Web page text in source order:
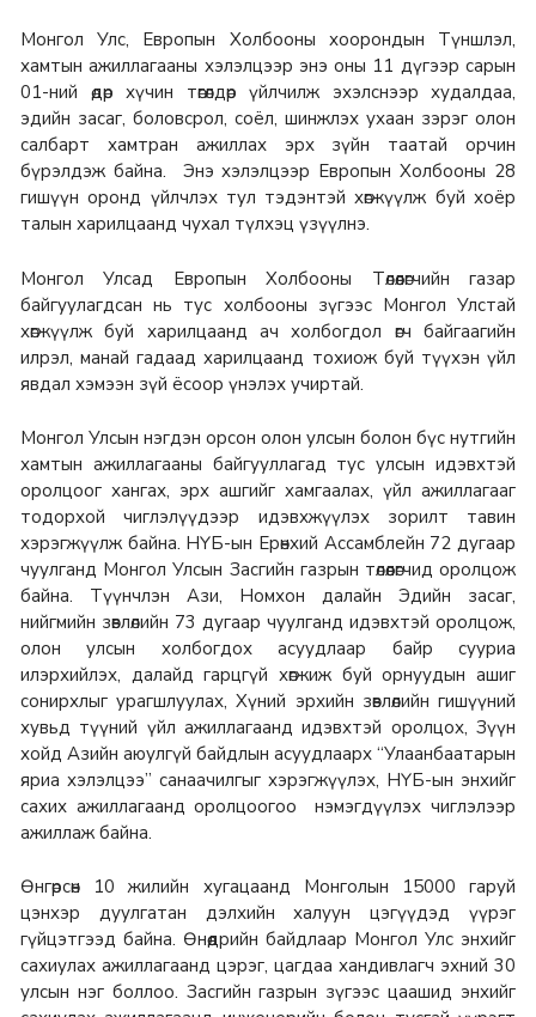
Монгол Улс, Европын Холбооны хоорондын Түншлэл,
хамтын ажиллагааны хэлэлцээр энэ оны 11 дүгээр сарын
01-ний өдөр хүчин төгөлдөр үйлчилж эхэлснээр худалдаа,
эдийн засаг, боловсрол, соёл, шинжлэх ухаан зэрэг олон
салбарт хамтран ажиллах эрх зүйн таатай орчин
бүрэлдэж байна. Энэ хэлэлцээр Европын Холбооны 28
гишүүн оронд үйлчлэх тул тэдэнтэй хөгжүүлж буй хоёр
талын харилцаанд чухал түлхэц үзүүлнэ.
Монгол Улсад Европын Холбооны Төлөөлөгчийн газар
байгуулагдсан нь тус холбооны зүгээс Монгол Улстай
хөгжүүлж буй харилцаанд ач холбогдол өгч байгаагийн
илрэл, манай гадаад харилцаанд тохиож буй түүхэн үйл
явдал хэмээн зүй ёсоор үнэлэх учиртай.
Монгол Улсын нэгдэн орсон олон улсын болон бүс нутгийн
хамтын ажиллагааны байгууллагад тус улсын идэвхтэй
оролцоог хангах, эрх ашгийг хамгаалах, үйл ажиллагааг
тодорхой чиглэлүүдээр идэвхжүүлэх зорилт тавин
хэрэгжүүлж байна. НҮБ-ын Ерөнхий Ассамблейн 72 дугаар
чуулганд Монгол Улсын Засгийн газрын төлөөлөгчид оролцож
байна. Түүнчлэн Ази, Номхон далайн Эдийн засаг,
нийгмийн зөвлөлийн 73 дугаар чуулганд идэвхтэй оролцож,
олон улсын холбогдох асуудлаар байр сууриа
илэрхийлэх, далайд гарцгүй хөгжиж буй орнуудын ашиг
сонирхлыг урагшлуулах, Хүний эрхийн зөвлөлийн гишүүний
хувьд түүний үйл ажиллагаанд идэвхтэй оролцох, Зүүн
хойд Азийн аюулгүй байдлын асуудлаарх “Улаанбаатарын
яриа хэлэлцээ” санаачилгыг хэрэгжүүлэх, НҮБ-ын энхийг
сахих ажиллагаанд оролцоогоо нэмэгдүүлэх чиглэлээр
ажиллаж байна.
Өнгөрсөн 10 жилийн хугацаанд Монголын 15000 гаруй
цэнхэр дуулгатан дэлхийн халуун цэгүүдэд үүрэг
гүйцэтгээд байна. Өнөөдрийн байдлаар Монгол Улс энхийг
сахиулах ажиллагаанд цэрэг, цагдаа хандивлагч эхний 30
улсын нэг боллоо. Засгийн газрын зүгээс цаашид энхийг